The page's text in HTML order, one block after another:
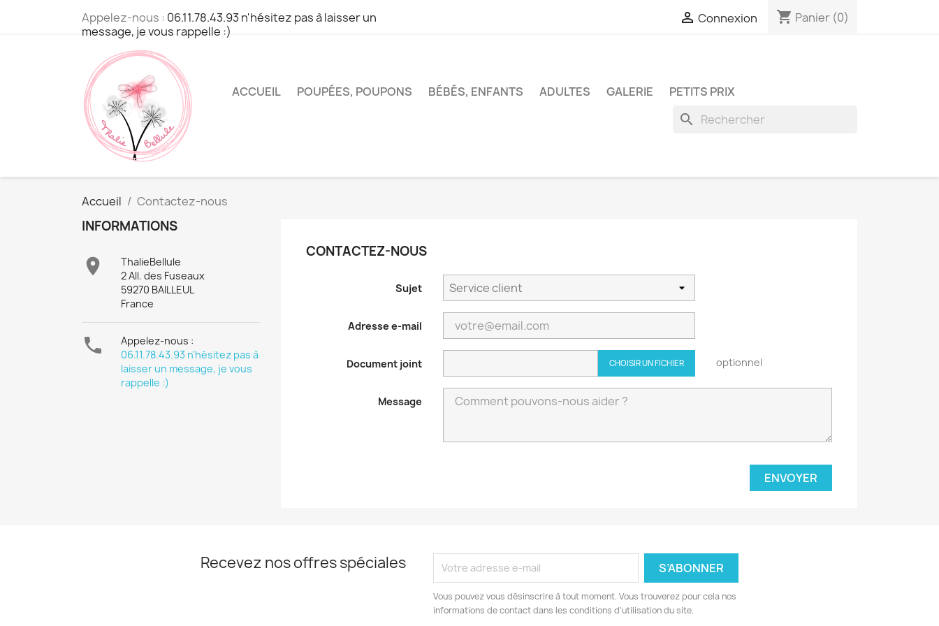
Appelez-nous : 06.11.78.43.93 n'hésitez pas à laisser un
message, je vous rappelle :)
 Connexion shopping_cart Panier (0)
ACCUEIL POUPÉES, POUPONS BÉBÉS, ENFANTS ADULTES GALERIE PETITS PRIX
search
Accueil Contactez-nous
INFORMATIONS

ThalieBellule
2 All. des Fuseaux
59270 BAILLEUL
France

Appelez-nous :
06.11.78.43.93 n'hésitez pas à
laisser un message, je vous
rappelle :)
CONTACTEZ-NOUS
Sujet
Adresse e-mail
Document joint CHOISIR UN FICHIER optionnel
Message
Recevez nos offres spéciales
Vous pouvez vous désinscrire à tout moment. Vous trouverez pour cela nos
informations de contact dans les conditions d'utilisation du site.